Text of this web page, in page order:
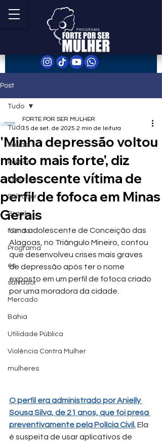
Post
Tudo
Saúde
Política
Esportes
Salvador
Brasil
Mundo
Programa
es
salvador
Mercado
Bahia
Utilidade Pública
Violência Contra Mulher
mulheres
Tudo
'Minha depressão voltou
muito mais forte', diz
adolescente vítima de
perfil de fofoca em Minas
Gerais
FORTE POR SER MULHER
15 de set. de 2025 2 min de leitura
Uma adolescente de Conceição das
Alagoas, no Triângulo Mineiro, contou
que desenvolveu crises mais graves
de depressão após ter o nome
exposto em um perfil de fofoca criado
por uma moradora da cidade.
O perfil era administrado por Anielly
Sousa Silva, de 21 anos, que foi presa
preventivamente pela Polícia Civil. Ela
é suspeita de usar aplicativos de